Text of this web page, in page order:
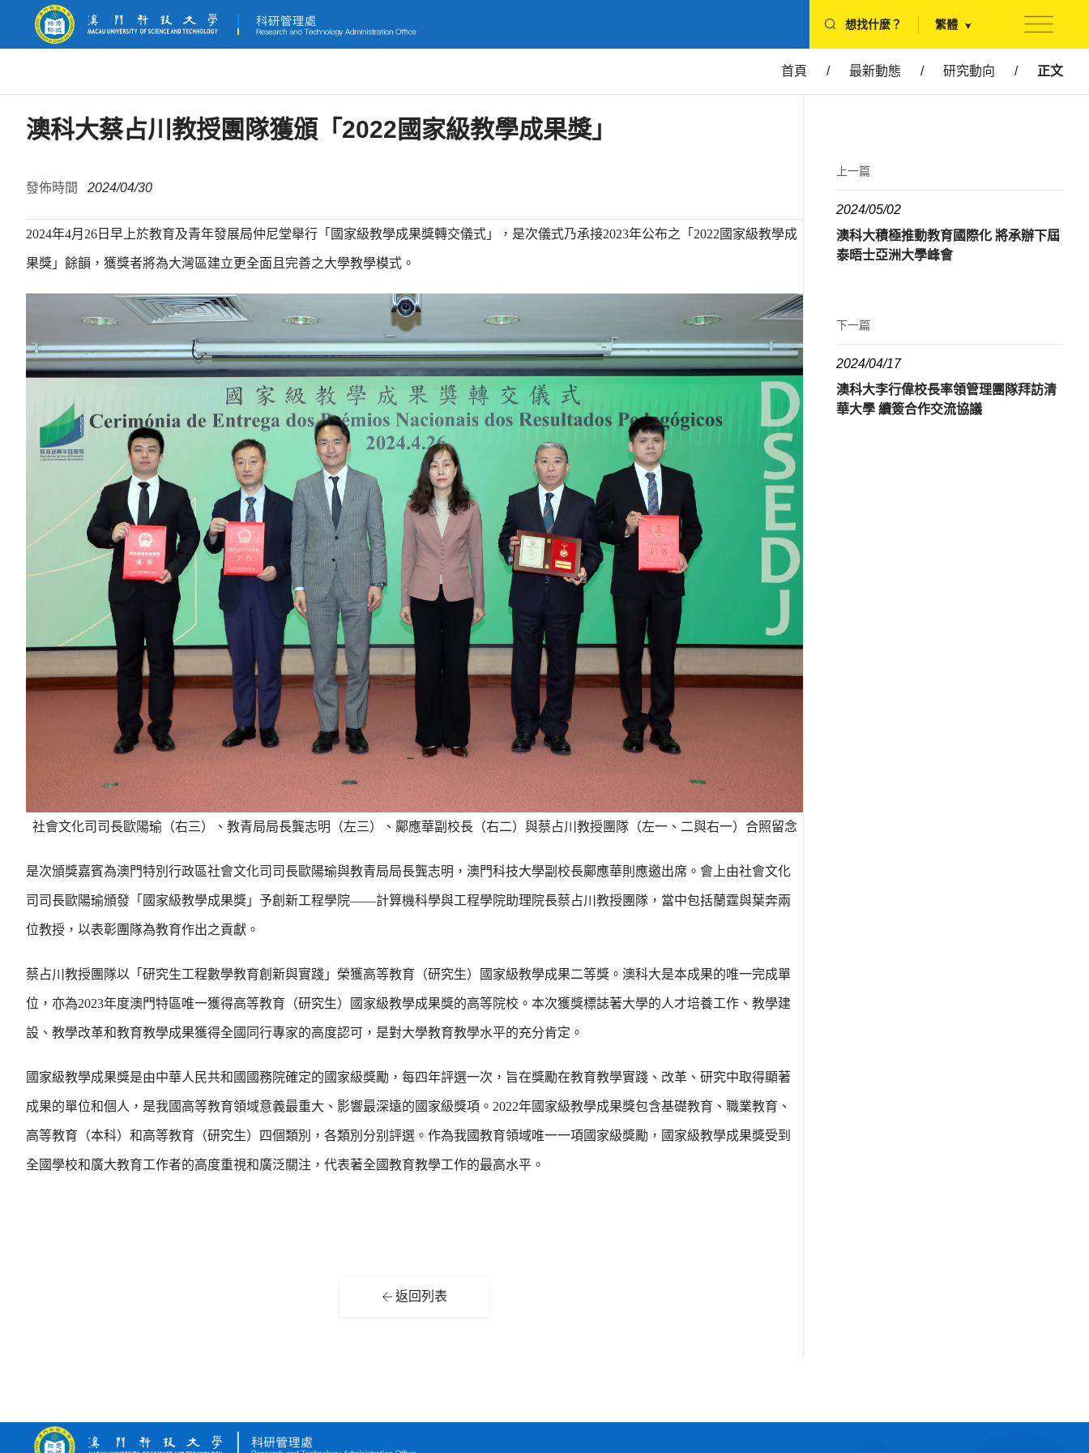
想找什麼？ 繁體
首頁 / 最新動態 / 研究動向 / 正文
澳科大蔡占川教授團隊獲頒「2022國家級教學成果獎」
發佈時間 2024/04/30
2024年4月 26 日早上於教育及青年發展局仲尼堂舉行「國家級教學成果獎轉交儀式」，是次儀式乃承接2023年公布之「 2022 國家級教學成
果獎」餘韻，獲獎者將為大灣區建立更全面且完善之大學教學模式。
社會文化司司長歐陽瑜（右三）、教青局局長龔志明（左三）、鄺應華副校長（右二）與蔡占川教授團隊（左一、二與右一）合照留念
是次頒獎嘉賓為澳門特別行政區社會文化司司長歐陽瑜與教青局局長龔志明，澳門科技大學副校長鄺應華則應邀出席。會上由社會文化
司司長歐陽瑜頒發「國家級教學成果獎」予創新工程學院——計算機科學與工程學院助理院長蔡占川教授團隊，當中包括蘭霆與葉奔兩
位教授，以表彰團隊為教育作出之貢獻。
蔡占川教授團隊以「研究生工程數學教育創新與實踐」榮獲高等教育（研究生）國家級教學成果二等獎。澳科大是本成果的唯一完成單
位，亦為2023年度澳門特區唯一獲得高等教育（研究生）國家級教學成果獎的高等院校。本次獲獎標誌著大學的人才培養工作、教學建
設、教學改革和教育教學成果獲得全國同行專家的高度認可，是對大學教育教學水平的充分肯定。
國家級教學成果獎是由中華人民共和國國務院確定的國家級獎勵，每四年評選一次，旨在獎勵在教育教學實踐、改革、研究中取得顯著
成果的單位和個人，是我國高等教育領域意義最重大、影響最深遠的國家級獎項。 2022年國家級教學成果獎包含基礎教育、職業教育、
高等教育（本科）和高等教育（研究生）四個類別，各類別分别評選。作為我國教育領域唯一一項國家級獎勵，國家級教學成果獎受到
全國學校和廣大教育工作者的高度重視和廣泛關注，代表著全國教育教學工作的最高水平。
返回列表
上一篇
2024/05/02
澳科大積極推動教育國際化 將承辦下屆
泰晤士亞洲大學峰會
下一篇
2024/04/17
澳科大李行偉校長率領管理團隊拜訪清
華大學 續簽合作交流協議